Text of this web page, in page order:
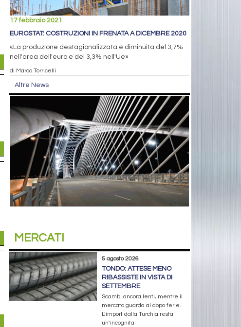
17 febbraio 2021
EUROSTAT: COSTRUZIONI IN FRENATA A DICEMBRE 2020
«La produzione destagionalizzata è diminuita del 3,7%
nell'area dell'euro e del 3,3% nell'Ue»
di Marco Torricelli
Altre News
MERCATI
5 agosto 2026
TONDO: ATTESE MENO
RIBASSISTE IN VISTA DI
SETTEMBRE
Scambi ancora lenti, mentre il
mercato guarda al dopo ferie.
L’import dalla Turchia resta
un’incognita